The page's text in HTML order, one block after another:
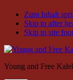
Zum Inhalt
Skip to after
Skip to site
Young and Free